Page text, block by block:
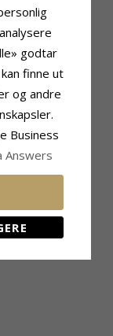
godtar
finne ut
og andre
Business
Answers